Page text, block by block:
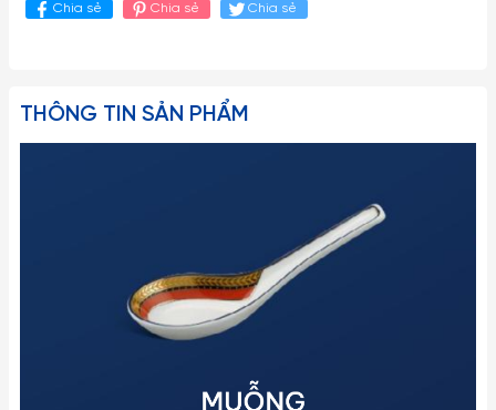
Chia sẻ Chia sẻ Chia sẻ
THÔNG TIN SẢN PHẨM